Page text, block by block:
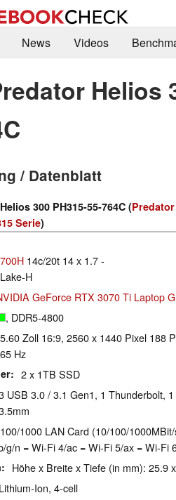
News Videos
Helios
/ Datenblatt
300 PH315-55-764C (Predator
Serie)
14c/20t 14 x 1.7 -
H
GeForce RTX 3070 Ti Laptop
, DDR5-4800
Zoll 16:9, 2560 x 1440 Pixel 188
Hz
2 x 1TB SSD
USB 3.0 / 3.1 Gen1, 1 Thunderbolt,
1000 LAN Card (10/100/
g/n = Wi-Fi 4/ac = Wi-Fi 5/ax = Wi-Fi
Höhe x Breite x Tiefe (in mm): 25.9
Ion, 4-cell